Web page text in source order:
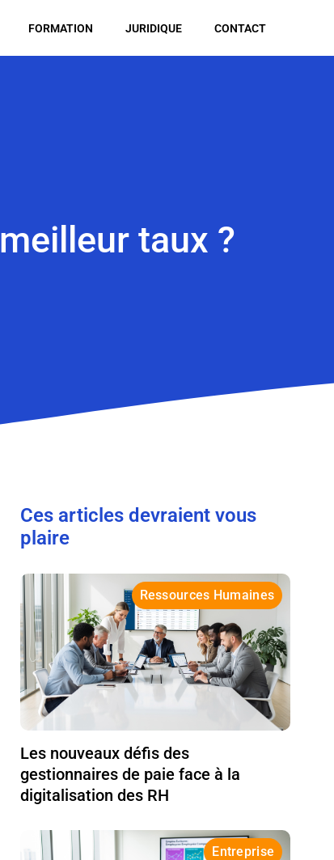
FORMATION JURIDIQUE CONTACT
taux ?
Ces articles devraient vous
plaire
Ressources Humaines
Les nouveaux défis des
gestionnaires de paie face à la
digitalisation des RH
Entreprise